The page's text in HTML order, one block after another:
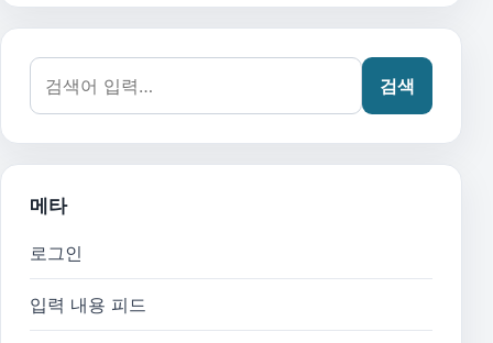
검색어:
검색
메타
로그인
입력 내용 피드